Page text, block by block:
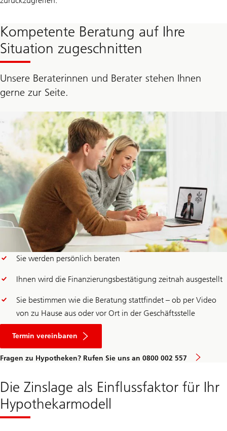
Kompetente Beratung auf Ihre
Situation zugeschnitten
Unsere Beraterinnen und Berater stehen Ihnen
gerne zur Seite.
Sie werden persönlich beraten
Ihnen wird die Finanzierungsbestätigung zeitnah ausgestellt
Sie bestimmen wie die Beratung stattfindet – ob per Video
von zu Hause aus oder vor Ort in der Geschäftsstelle
Termin vereinbaren
eine
Fragen zu Hypotheken? Rufen Sie uns an 0800 002 557
Die Zinslage als Einflussfaktor für Ihr
Hypothekarmodell